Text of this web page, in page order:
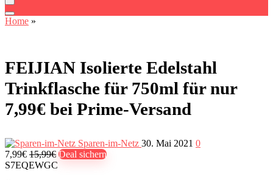
Home »
FEIJIAN Isolierte Edelstahl
Trinkflasche für 750ml für nur
7,99€ bei Prime-Versand
Sparen-im-Netz 30. Mai 2021 0
7,99€ 15,99€ Deal sichern
S7EQEWGC